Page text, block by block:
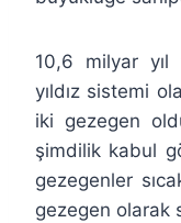
10,6 milyar
yıldız sistemi
iki gezegen
şimdilik kabul
gezegenler
gezegen olarak